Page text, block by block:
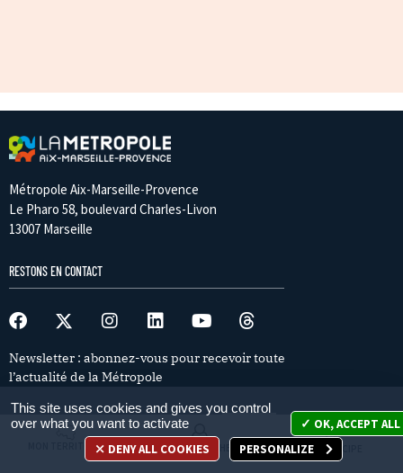
Métropole Aix-Marseille-Provence
Le Pharo 58, boulevard Charles-Livon
13007 Marseille
RESTONS EN CONTACT
Newsletter : abonnez-vous pour recevoir toute
l’actualité de la Métropole
MON TERRITOIRE MES DÉMARCHES JE PARTICIPE
This site uses cookies and gives you control
over what you want to activate
OK, ACCEPT ALL
DENY ALL COOKIES
PERSONALIZE